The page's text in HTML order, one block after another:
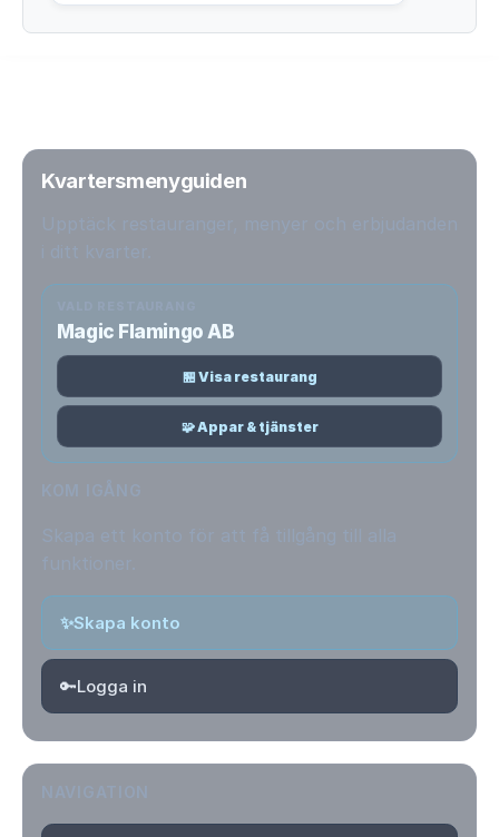
Kvartersmenyguiden
Magic Flamingo AB
🏪 Visa restaurang
🧩 Appar & tjänster
✨Skapa konto
🔑Logga in